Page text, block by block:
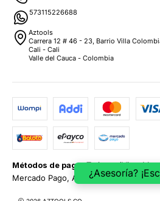
573115226688
Aztools
Carrera 12 # 46 - 23, Barrio Villa
Cali - Cali
Valle del Cauca - Colombia
Métodos de pago:Tarjetas (Visa,
Mercado Pago, Addi y Sistecrédito.
¿Asesoría?